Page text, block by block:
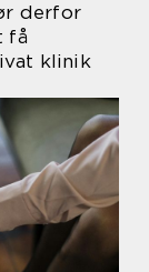
derfor
få
klinik